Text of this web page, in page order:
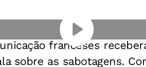
franceses
sobre as sabotagens.